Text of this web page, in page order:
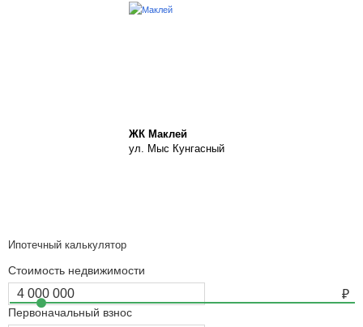
ЖК Маклей
ул. Мыс Кунгасный
Ипотечный калькулятор
Стоимость недвижимости
Первоначальный взнос